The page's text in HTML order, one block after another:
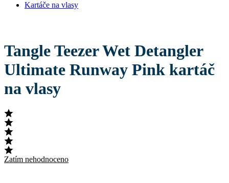
Kartáče na vlasy
Tangle Teezer Wet Detangler
Ultimate Runway Pink kartáč
na vlasy
Zatím nehodnoceno